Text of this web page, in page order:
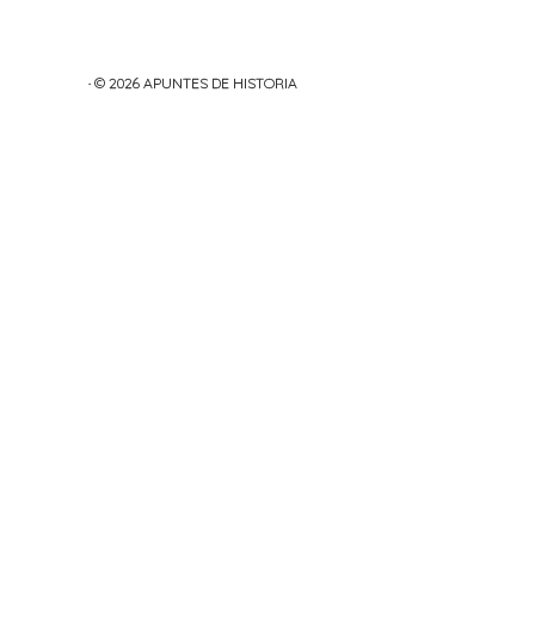
· © 2026 APUNTES DE HISTORIA